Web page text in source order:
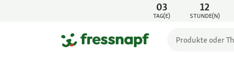
03
TAG(E)
12
STUNDE(N)